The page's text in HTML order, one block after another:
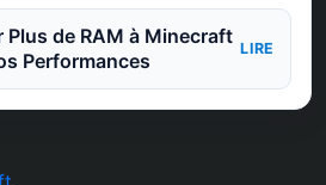
de RAM à Minecraft
Performances
LIRE